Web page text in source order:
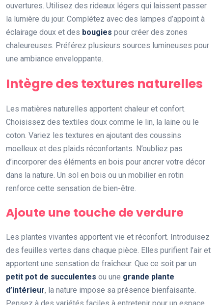
ouvertures. Utilisez des rideaux légers qui laissent passer
la lumière du jour. Complétez avec des lampes d’appoint à
éclairage doux et des bougies pour créer des zones
chaleureuses. Préférez plusieurs sources lumineuses pour
une ambiance enveloppante.
Intègre des textures naturelles
Les matières naturelles apportent chaleur et confort.
Choisissez des textiles doux comme le lin, la laine ou le
coton. Variez les textures en ajoutant des coussins
moelleux et des plaids réconfortants. N’oubliez pas
d’incorporer des éléments en bois pour ancrer votre décor
dans la nature. Un sol en bois ou un mobilier en rotin
renforce cette sensation de bien-être.
Ajoute une touche de verdure
Les plantes vivantes apportent vie et réconfort. Introduisez
des feuilles vertes dans chaque pièce. Elles purifient l’air et
apportent une sensation de fraîcheur. Que ce soit par un
petit pot de succulentes ou une grande plante
d’intérieur, la nature impose sa présence bienfaisante.